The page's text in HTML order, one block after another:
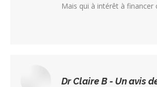
Mais qui à intérêt à financer
Dr Claire B - Un avis